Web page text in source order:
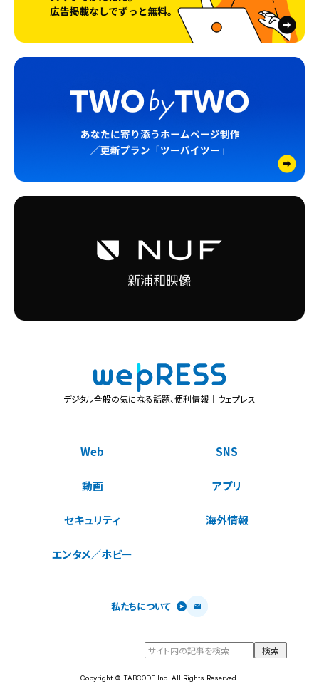
デジタル全般の気になる話題、便利情報｜ウェプレス
Web SNS
動画 アプリ
セキュリティ 海外情報
エンタメ／ホビー
私たちについて
Copyright © TABCODE Inc. All Rights Reserved.